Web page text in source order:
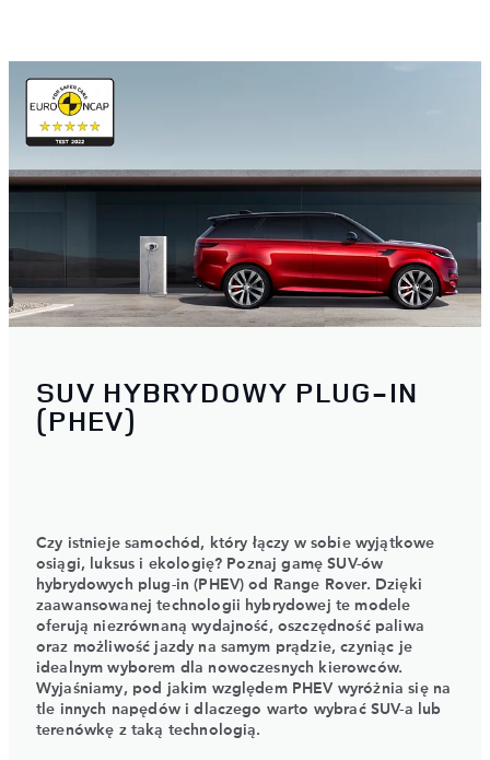
SUV HYBRYDOWY PLUG-IN
(PHEV)
Czy istnieje samochód, który łączy w sobie wyjątkowe
osiągi, luksus i ekologię? Poznaj gamę SUV-ów
hybrydowych plug-in (PHEV) od Range Rover. Dzięki
zaawansowanej technologii hybrydowej te modele
oferują niezrównaną wydajność, oszczędność paliwa
oraz możliwość jazdy na samym prądzie, czyniąc je
idealnym wyborem dla nowoczesnych kierowców.
Wyjaśniamy, pod jakim względem PHEV wyróżnia się na
tle innych napędów i dlaczego warto wybrać SUV-a lub
terenówkę z taką technologią.